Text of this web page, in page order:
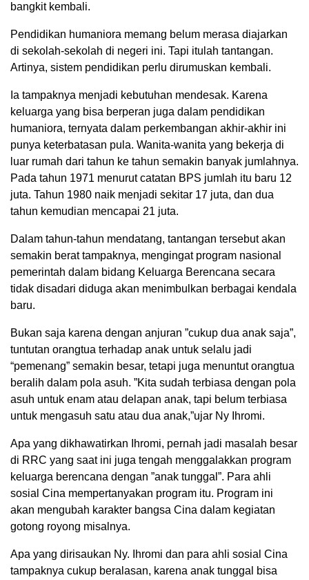
bangkit kembali.
Pendidikan humaniora memang belum merasa diajarkan
di sekolah-sekolah di negeri ini. Tapi itulah tantangan.
Artinya, sistem pendidikan perlu dirumuskan kembali.
Ia tampaknya menjadi kebutuhan mendesak. Karena
keluarga yang bisa berperan juga dalam pendidikan
humaniora, ternyata dalam perkembangan akhir-akhir ini
punya keterbatasan pula. Wanita-wanita yang bekerja di
luar rumah dari tahun ke tahun semakin banyak jumlahnya.
Pada tahun 1971 menurut catatan BPS jumlah itu baru 12
juta. Tahun 1980 naik menjadi sekitar 17 juta, dan dua
tahun kemudian mencapai 21 juta.
Dalam tahun-tahun mendatang, tantangan tersebut akan
semakin berat tampaknya, mengingat program nasional
pemerintah dalam bidang Keluarga Berencana secara
tidak disadari diduga akan menimbulkan berbagai kendala
baru.
Bukan saja karena dengan anjuran ”cukup dua anak saja”,
tuntutan orangtua terhadap anak untuk selalu jadi
“pemenang” semakin besar, tetapi juga menuntut orangtua
beralih dalam pola asuh. ”Kita sudah terbiasa dengan pola
asuh untuk enam atau delapan anak, tapi belum terbiasa
untuk mengasuh satu atau dua anak,”ujar Ny Ihromi.
Apa yang dikhawatirkan Ihromi, pernah jadi masalah besar
di RRC yang saat ini juga tengah menggalakkan program
keluarga berencana dengan ”anak tunggal”. Para ahli
sosial Cina mempertanyakan program itu. Program ini
akan mengubah karakter bangsa Cina dalam kegiatan
gotong royong misalnya.
Apa yang dirisaukan Ny. Ihromi dan para ahli sosial Cina
tampaknya cukup beralasan, karena anak tunggal bisa